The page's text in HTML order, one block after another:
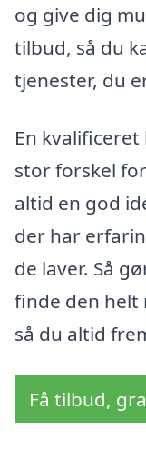
og give dig
tilbud, så du
tjenester, du
En
stor forskel
altid en god
der har
de laver. Så
finde den helt
så du altid
Få tilbud,